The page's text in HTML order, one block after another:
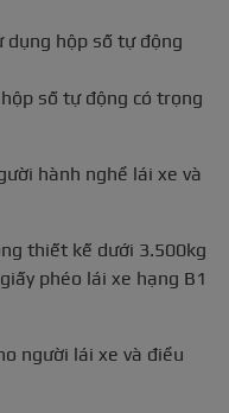
hộp số tự động
số tự động có trọng
hành nghề lái xe và
thiết kế dưới 3.500kg
phéo lái xe hạng B1
người lái xe và điều